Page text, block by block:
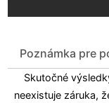
Poznámka pre
Skutočné
neexistuje záruka,